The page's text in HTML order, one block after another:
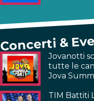
Concerti &
Jovanotti
tutte le
Jova
TIM Battiti